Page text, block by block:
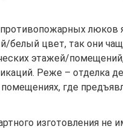
люков
белый цвет, так они
этажей/
Реже – отделка
где
изготовления не